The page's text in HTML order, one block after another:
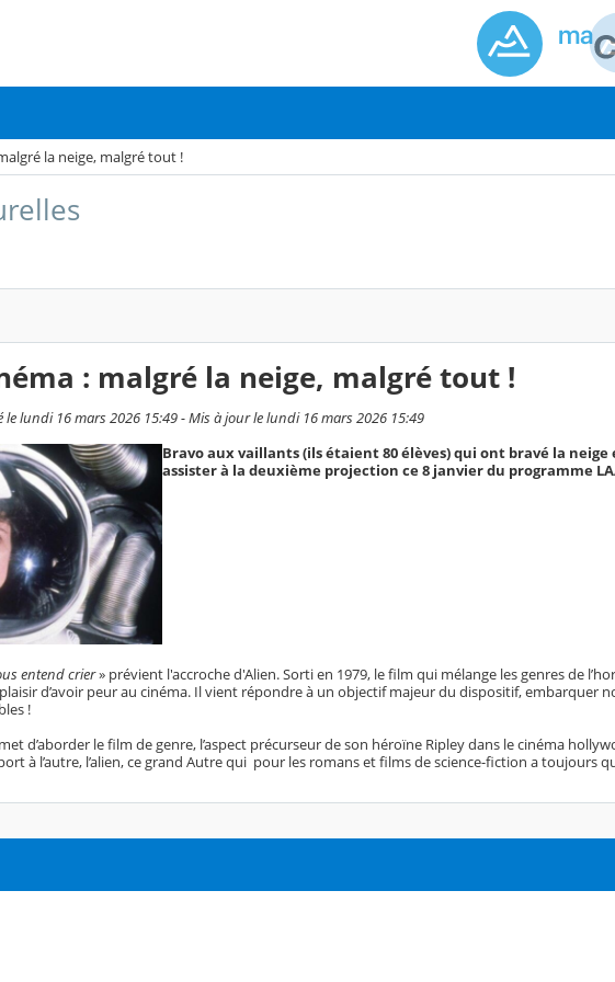
la neige, malgré tout !
: malgré la neige, malgré tout !
le lundi 16 mars 2026 15:49 - Mis à jour le lundi 16 mars 2026 15:49
Bravo aux vaillants (ils étaient 80 élèves) qui ont bravé la
assister à la deuxième projection ce 8 janvier du programme
entend crier» prévient l'accroche d'Alien. Sorti en 1979, le film qui mélange les genres de
d’avoir peur au cinéma. Il vient répondre à un objectif majeur du dispositif, embarquer
!
d’aborder le film de genre, l’aspect précurseur de son héroïne Ripley dans le cinéma
à l’autre, l’alien, ce grand Autre qui pour les romans et films de science-fiction a toujours